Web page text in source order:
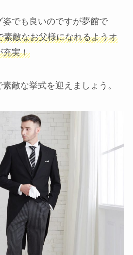
でも良いのですが夢館で
素敵なお父様になれるようオ
充実！
敵な挙式を迎えましょう。